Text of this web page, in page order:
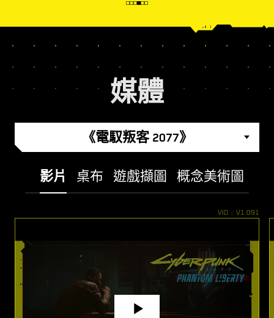
媒體
《電馭叛客 2077》
影片 桌布 遊戲擷圖 概念美術圖